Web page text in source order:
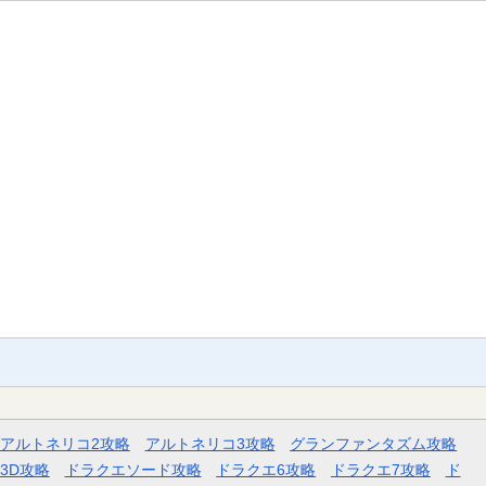
アルトネリコ2攻略 アルトネリコ3攻略
グランファンタズム攻略
攻略
ドラクエソード攻略 ドラクエ6攻略 ドラクエ7攻略 ド